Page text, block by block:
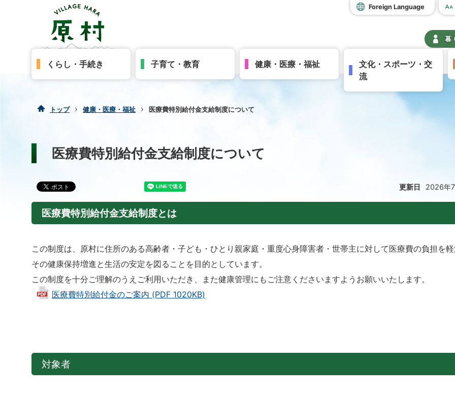
Foreign Language
暮
くらし・手続き 子育て・教育 健康・医療・福祉
文化・スポーツ・交
流
トップ › 健康・医療・福祉 › 医療費特別給付金支給制度について
医療費特別給付金支給制度について
更新日 2026年
医療費特別給付金支給制度とは
この制度は、原村に住所のある高齢者・子ども・ひとり親家庭・重度心身障害者・世帯主に対して医療費の負担を軽
その健康保持増進と生活の安定を図ることを目的としています。
この制度を十分ご理解のうえご利用いただき、また健康管理にもご注意くださいますようお願いいたします。
医療費特別給付金のご案内 (PDF 1020KB)
対象者